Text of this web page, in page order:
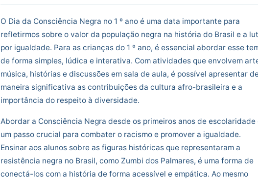
O Dia da Consciência Negra no 1 º ano é uma data importante para
refletirmos sobre o valor da população negra na história do Brasil e a
por igualdade. Para as crianças do 1 º ano, é essencial abordar esse
de forma simples, lúdica e interativa. Com atividades que envolvem
música, histórias e discussões em sala de aula, é possível apresentar
maneira significativa as contribuições da cultura afro-brasileira e a
importância do respeito à diversidade.
Abordar a Consciência Negra desde os primeiros anos de escolaridade
um passo crucial para combater o racismo e promover a igualdade.
Ensinar aos alunos sobre as figuras históricas que representaram a
resistência negra no Brasil, como Zumbi dos Palmares, é uma forma de
conectá-los com a história de forma acessível e empática. Ao mesmo